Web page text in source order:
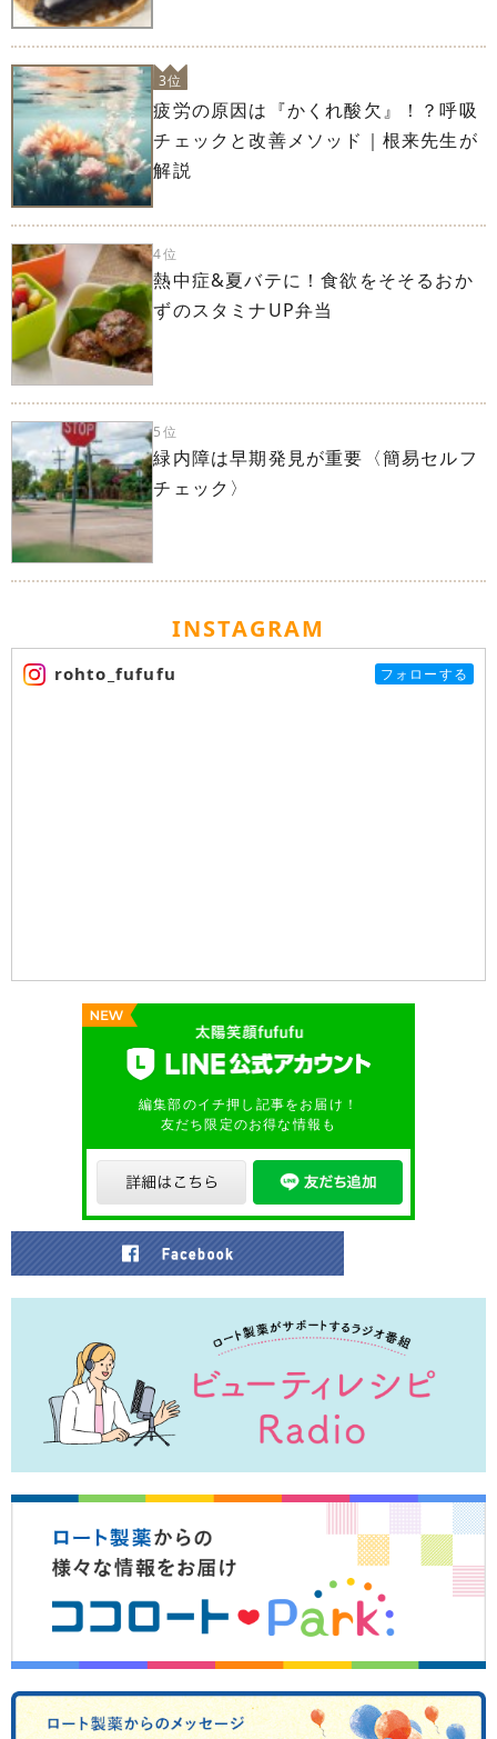
3位
疲労の原因は『かくれ酸欠』！？呼吸
チェックと改善メソッド｜根来先生が
解説
4位
熱中症&夏バテに！食欲をそそるおか
ずのスタミナUP弁当
5位
緑内障は早期発見が重要〈簡易セルフ
チェック〉
INSTAGRAM
rohto_fufufu フォローする
編集部のイチ押し記事をお届け！
友だち限定のお得な情報も